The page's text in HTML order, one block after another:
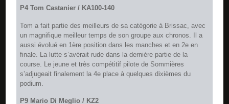
P4 Tom Castanier / KA100-140
Tom a fait partie des meilleurs de sa catégorie à Brissac, avec
un magnifique meilleur temps de son groupe aux chronos. Il a
aussi évolué en 1ère position dans les manches et en 2e en
finale. La lutte s’avérait rude dans la dernière partie de la
course. Le jeune et très compétitif pilote de Sommières
s’adjugeait finalement la 4e place à quelques dixièmes du
podium.
P9 Mario Di Meglio / KZ2